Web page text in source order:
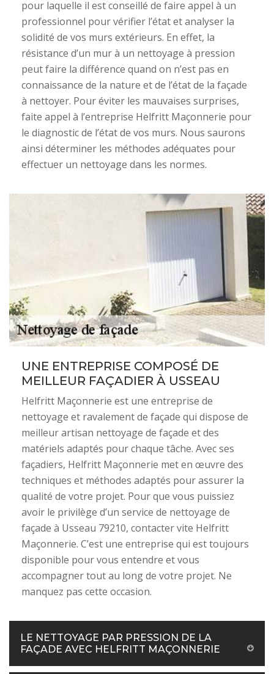
pour laquelle il est conseillé de faire appel à un
professionnel pour vérifier l’état et analyser la
solidité de vos murs extérieurs. En effet, la
résistance d’un mur à un nettoyage à pression
peut faire la différence quand on n’est pas en
connaissance de la nature et de l’état de la façade
à nettoyer. Pour éviter les mauvaises surprises,
faite appel à l’entreprise Helfritt Maçonnerie pour
le diagnostic de l’état de vos murs. Nous saurons
ainsi déterminer les méthodes adéquates pour
effectuer un nettoyage dans les normes.
UNE ENTREPRISE COMPOSÉ DE
MEILLEUR FAÇADIER À USSEAU
Helfritt Maçonnerie est une entreprise de
nettoyage et ravalement de façade qui dispose de
meilleur artisan nettoyage de façade et des
matériels adaptés pour chaque tâche. Avec ses
façadiers, Helfritt Maçonnerie met en œuvre des
techniques et méthodes adaptés pour assurer la
qualité de votre projet. Pour que vous puissiez
avoir le privilège d’un service de nettoyage de
façade à Usseau 79210, contacter vite Helfritt
Maçonnerie. C’est une entreprise qui est toujours
disponible pour vous entendre et vous
accompagner tout au long de votre projet. Ne
manquez pas cette occasion.
LE NETTOYAGE PAR PRESSION DE LA
FAÇADE AVEC HELFRITT MAÇONNERIE